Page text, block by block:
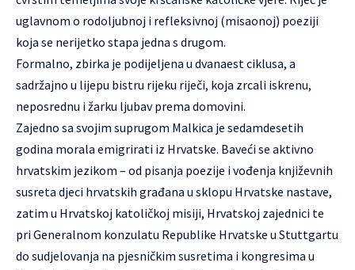
uglavnom o rodoljubnoj i refleksivnoj (misaonoj) poeziji
koja se nerijetko stapa jedna s drugom.
Formalno, zbirka je podijeljena u dvanaest ciklusa, a
sadržajno u lijepu bistru rijeku riječi, koja zrcali iskrenu,
neposrednu i žarku ljubav prema domovini.
Zajedno sa svojim suprugom Malkica je sedamdesetih
godina morala emigrirati iz Hrvatske. Baveći se aktivno
hrvatskim jezikom – od pisanja poezije i vođenja književnih
susreta djeci hrvatskih građana u sklopu Hrvatske nastave,
zatim u Hrvatskoj katoličkoj misiji, Hrvatskoj zajednici te
pri Generalnom konzulatu Republike Hrvatske u Stuttgartu
do sudjelovanja na pjesničkim susretima i kongresima u